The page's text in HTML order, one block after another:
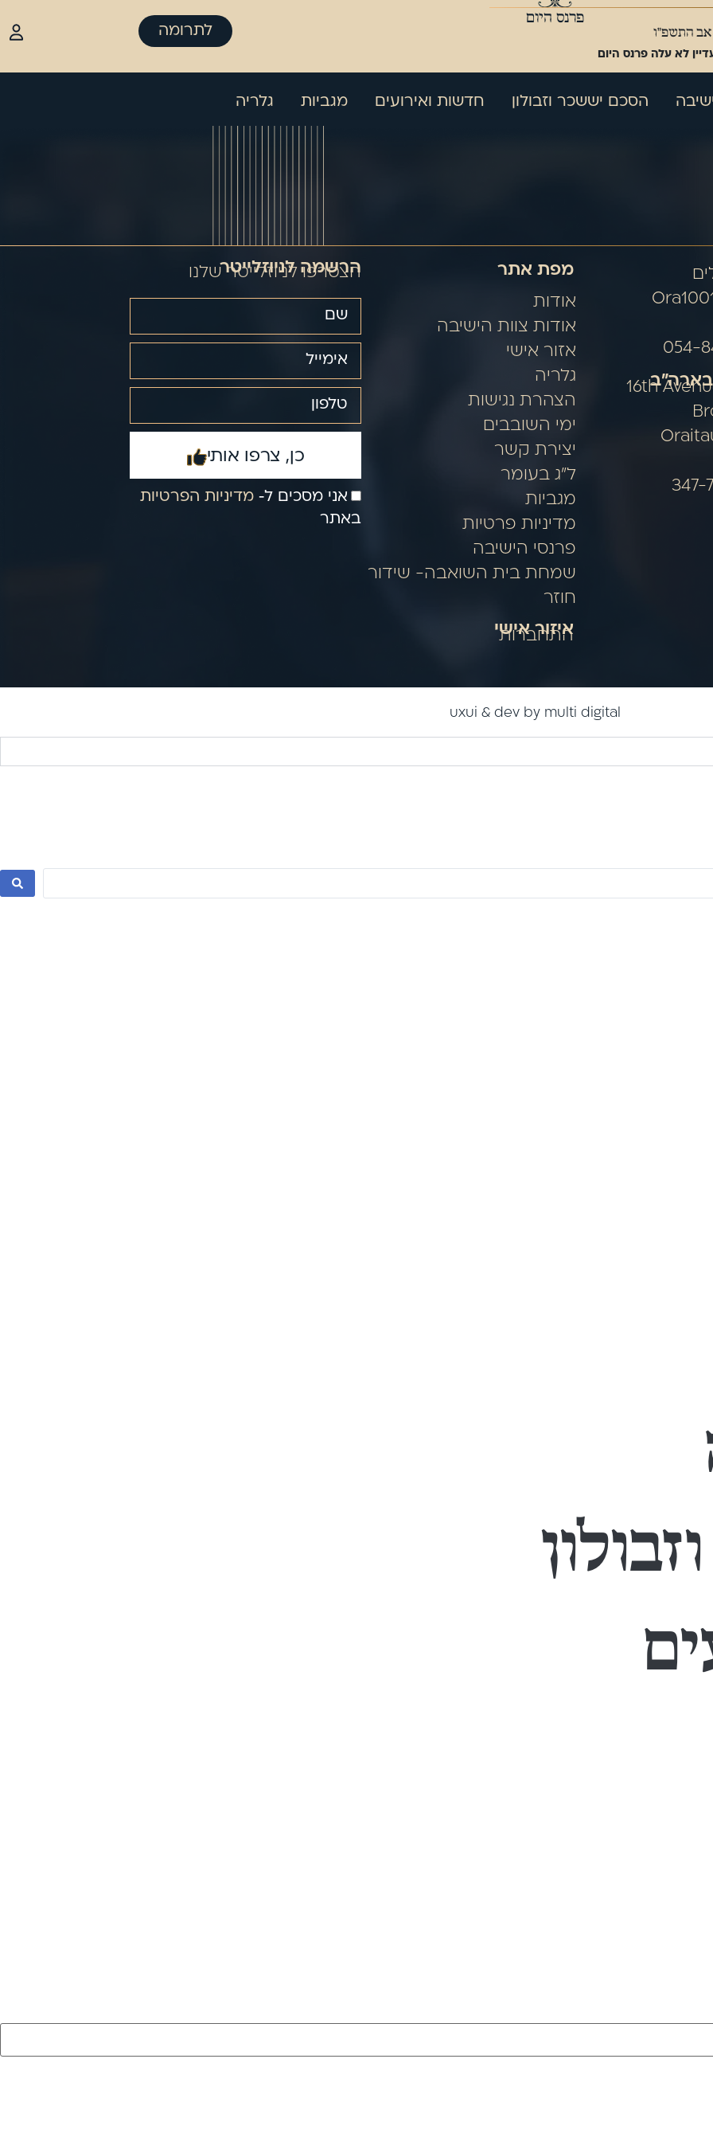
פרנס היום
אב התשפ"ו
לא עלה פרנס היום
לתרומה
הסכם יששכר וזבולון חדשות ואירועים מגביות גלריה
בארה"ב
5314 16th
מפת אתר
אודות
אודות צוות הישיבה
אזור אישי
גלריה
הצהרת נגישות
ימי השובבים
יצירת קשר
ל"ג בעומר
מגביות
מדיניות פרטיות
פרנסי הישיבה
שמחת בית השואבה- שידור
חוזר
איזור אישי
התחברות
הרשמה לניוזלייטר
הצטרפו לניוזלייטר שלנו
אני מסכים ל‑מדיניות הפרטיות
באתר
כן, צרפו אותי
uxui & dev by multi digital